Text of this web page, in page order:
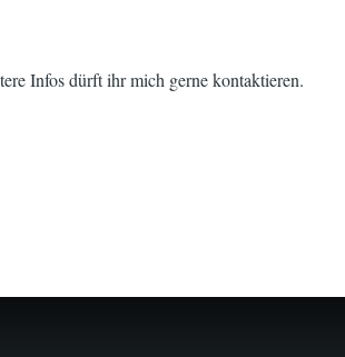
Infos dürft ihr mich gerne kontaktieren.